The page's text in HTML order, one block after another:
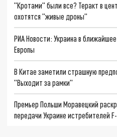
"Кротами" были все? Теракт в
охотятся "живые дроны"
РИА Новости: Украина в
Европы
В Китае заметили страшную
"Выходит за рамки"
Премьер Польши Моравецкий
передачи Украине истребителей